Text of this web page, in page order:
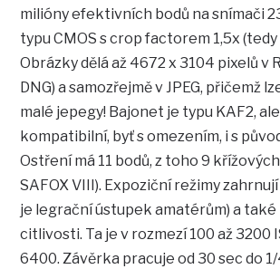
milióny efektivních bodů na snímači
typu CMOS s crop factorem 1,5x (tedy
Obrázky dělá až 4672 x 3104 pixelů v
DNG) a samozřejmě v JPEG, přičemž
malé jepegy! Bajonet je typu KAF2,
kompatibilní, byť s omezením, i s
Ostření má 11 bodů, z toho 9
SAFOX VIII). Expoziční režimy
je legrační ústupek amatérům) a
citlivosti. Ta je v rozmezí 100 až 3200
6400. Závěrka pracuje od 30 sec do